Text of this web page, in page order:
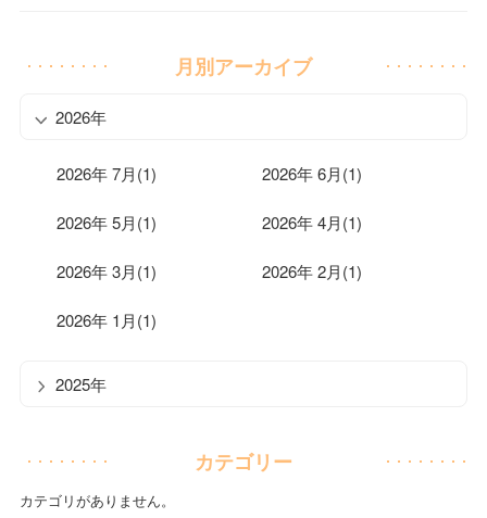
月別アーカイブ
2026年
2026年 7月(1) 2026年 6月(1)
2026年 5月(1) 2026年 4月(1)
2026年 3月(1) 2026年 2月(1)
2026年 1月(1)
2025年
カテゴリー
カテゴリがありません。